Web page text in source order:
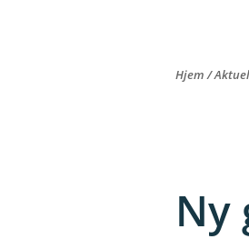
Hjem/
Ny